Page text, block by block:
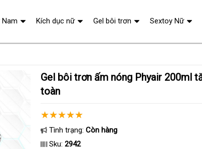
Gel bôi trơn ấm nóng Phyair 200ml tăng khoái cảm an
toàn
Tình trạng: Còn hàng
Sku: 2942
Nam Kích dục nữ Gel bôi trơn Sextoy Nữ